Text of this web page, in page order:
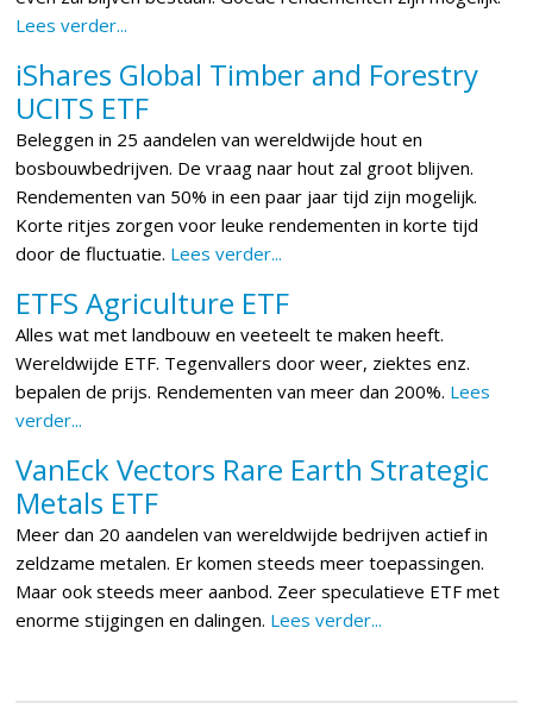
Lees verder...
iShares Global Timber and Forestry
UCITS ETF
Beleggen in 25 aandelen van wereldwijde hout en
bosbouwbedrijven. De vraag naar hout zal groot blijven.
Rendementen van 50% in een paar jaar tijd zijn mogelijk.
Korte ritjes zorgen voor leuke rendementen in korte tijd
door de fluctuatie. Lees verder...
ETFS Agriculture ETF
Alles wat met landbouw en veeteelt te maken heeft.
Wereldwijde ETF. Tegenvallers door weer, ziektes enz.
bepalen de prijs. Rendementen van meer dan 200%. Lees
verder...
VanEck Vectors Rare Earth Strategic
Metals ETF
Meer dan 20 aandelen van wereldwijde bedrijven actief in
zeldzame metalen. Er komen steeds meer toepassingen.
Maar ook steeds meer aanbod. Zeer speculatieve ETF met
enorme stijgingen en dalingen. Lees verder...